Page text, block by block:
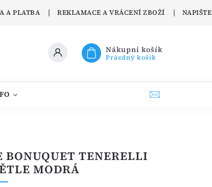
A PLATBA REKLAMACE A VRÁCENÍ ZBOŽÍ
Nákupní košík
Prázdný košík
KONTAKTY
BONUQUET TENERELLI
MODRÁ